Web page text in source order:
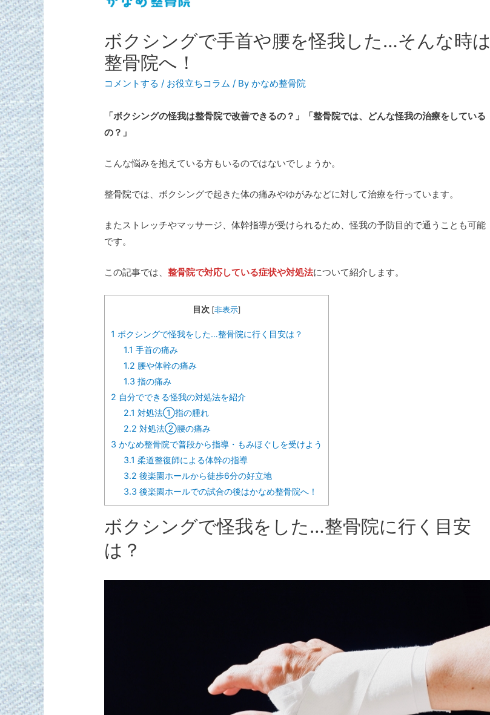
ボクシングで手首や腰を怪我した…そんな時は
整骨院へ！
コメントする / お役立ちコラム / Byかなめ整骨院
「ボクシングの怪我は整骨院で改善できるの？」「整骨院では、どんな怪我の治療をしている
の？」
こんな悩みを抱えている方もいるのではないでしょうか。
整骨院では、ボクシングで起きた体の痛みやゆがみなどに対して治療を行っています。
またストレッチやマッサージ、体幹指導が受けられるため、怪我の予防目的で通うことも可能
です。
この記事では、整骨院で対応している症状や対処法について紹介します。
目次 [非表示]
1 ボクシングで怪我をした…整骨院に行く目安は？
1.1 手首の痛み
1.2 腰や体幹の痛み
1.3 指の痛み
2 自分でできる怪我の対処法を紹介
2.1 対処法①指の腫れ
2.2 対処法②腰の痛み
3 かなめ整骨院で普段から指導・もみほぐしを受けよう
3.1 柔道整復師による体幹の指導
3.2 後楽園ホールから徒歩6分の好立地
3.3 後楽園ホールでの試合の後はかなめ整骨院へ！
ボクシングで怪我をした…整骨院に行く目安
は？